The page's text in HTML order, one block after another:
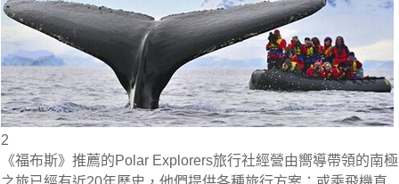
2
《福布斯》推薦的Polar Explorers旅行社經營由嚮導帶領的南極